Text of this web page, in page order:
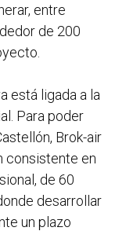
entre
de 200
está ligada a la
Para poder
Brok-air
consistente en
de 60
desarrollar
un plazo